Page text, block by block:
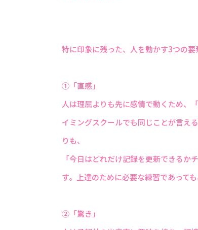
特に印象に残った、人を動かす3つの要
①「直感」
人は理屈よりも先に感情で動くため、
イミングスクールでも同じことが言え
りも、
「今日はどれだけ記録を更新できる
す。上達のために必要な練習であって
②「驚き」